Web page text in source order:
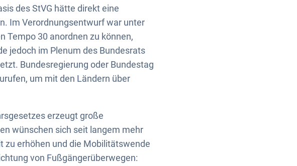
des StVG hätte direkt eine
Im Verordnungsentwurf war unter
Tempo 30 anordnen zu können,
jedoch im Plenum des Bundesrats
Bundesregierung oder Bundestag
um mit den Ländern über
erzeugt große
wünschen sich seit langem mehr
zu erhöhen und die Mobilitätswende
von Fußgängerüberwegen: